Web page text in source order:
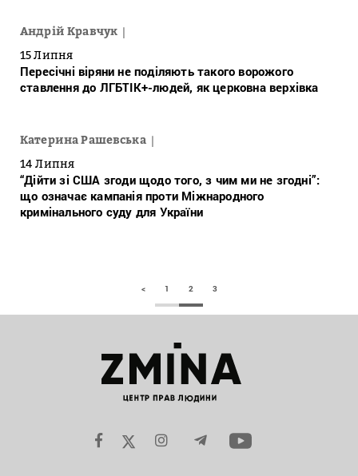
Андрій Кравчук
15 Липня
Пересічні віряни не поділяють такого ворожого
ставлення до ЛГБТІК+-людей, як церковна верхівка
Катерина Рашевська
14 Липня
“Дійти зі США згоди щодо того, з чим ми не згодні”:
що означає кампанія проти Міжнародного
кримінального суду для України
< 1 2 3